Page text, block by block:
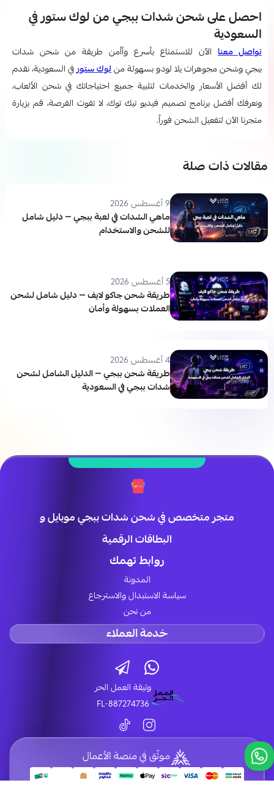
احصل على شحن شدات ببجي من لوك ستور في
السعودية
تواصل معنا الآن للاستمتاع بأسرع وأأمن طريقة من شحن شدات
ببجي وشحن مجوهرات يلا لودو بسهولة منلوك ستورفي السعودية، نقدم
لك أفضل الأسعار والخدمات لتلبية جميع احتياجاتك في شحن الألعاب،
ونعرفك أفضل برنامج تصميم فيديو تيك توك، لا تفوت الفرصة، قم بزيارة
متجرنا الآن لتفعيل الشحن فوراً.
مقالات ذات صلة
9 أغسطس 2026
ماهي الشدات في لعبة ببجي — دليل شامل
للشحن والاستخدام
5 أغسطس 2026
طريقة شحن جاكو لايف — دليل شامل لشحن
العملات بسهولة وأمان
4 أغسطس 2026
طريقة شحن ببجي — الدليل الشامل لشحن
شدات ببجي في السعودية
متجر متخصص في شحن شدات ببجي موبايل و
البطاقات الرقمية
روابط تهمك
المدونة
سياسة الاستبدال والاسترجاع
من نحن
خدمة العملاء
وثيقة العمل الحر
FL-887274736
موثّق في منصة الأعمال